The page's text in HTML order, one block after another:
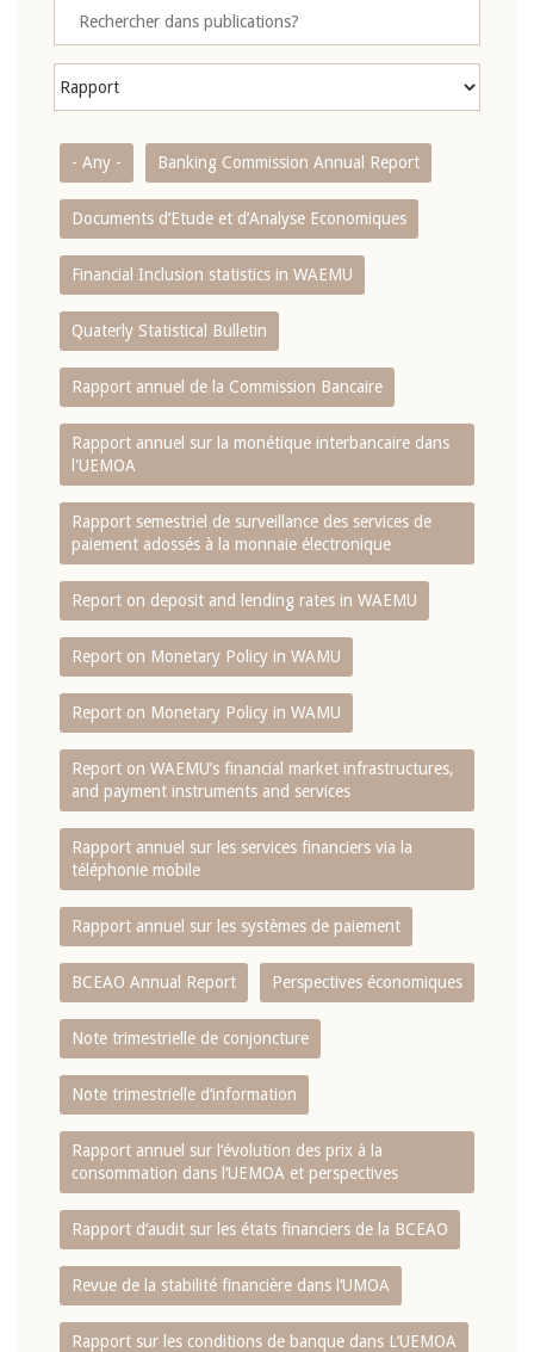
- Any - Banking Commission Annual Report
Documents d’Etude et d’Analyse Economiques
Financial Inclusion statistics in WAEMU
Quaterly Statistical Bulletin
Rapport annuel de la Commission Bancaire
Rapport annuel sur la monétique interbancaire dans
l'UEMOA
Rapport semestriel de surveillance des services de
paiement adossés à la monnaie électronique
Report on deposit and lending rates in WAEMU
Report on Monetary Policy in WAMU
Report on Monetary Policy in WAMU
Report on WAEMU’s financial market infrastructures,
and payment instruments and services
Rapport annuel sur les services financiers via la
téléphonie mobile
Rapport annuel sur les systèmes de paiement
BCEAO Annual Report Perspectives économiques
Note trimestrielle de conjoncture
Note trimestrielle d‘information
Rapport annuel sur l‘évolution des prix à la
consommation dans l‘UEMOA et perspectives
Rapport d‘audit sur les états financiers de la BCEAO
Revue de la stabilité financière dans l‘UMOA
Rapport sur les conditions de banque dans L‘UEMOA